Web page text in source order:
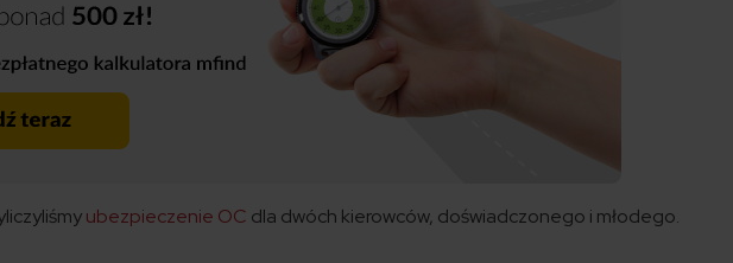
ubezpieczenie OC dla dwóch kierowców, doświadczonego i młodego.